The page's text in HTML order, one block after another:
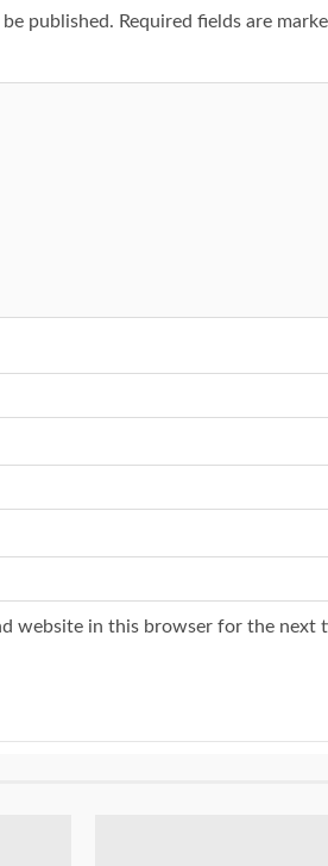
published. Required fields are
website in this browser for the next